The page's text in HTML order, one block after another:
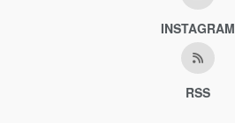
INSTAGRAM
RSS